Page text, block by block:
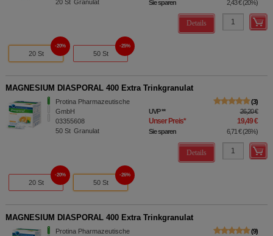
20 St Granulat Sie sparen 2,43 €(20%)
Details
20 St
20%
50 St
25%
MAGNESIUM DIASPORAL 400 Extra Trinkgranulat
Protina Pharmazeutische
GmbH
03355608
50 St Granulat
3
UVP** 26,20 €
Unser Preis* 19,49 €
Sie sparen 6,71 €(26%)
Details
20 St
20%
50 St
26%
MAGNESIUM DIASPORAL 400 Extra Trinkgranulat
Protina Pharmazeutische
9